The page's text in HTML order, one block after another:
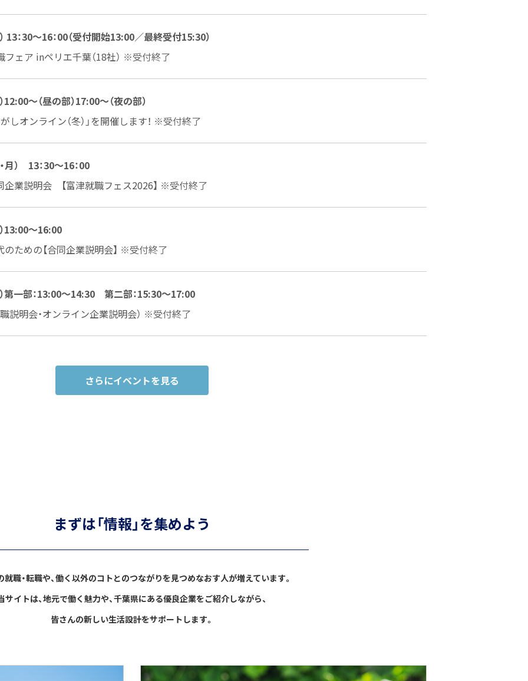
13：30～16：00（受付開始13:00／最終受付15:30）
フェア inペリエ千葉（18社） ※受付終了
～（昼の部）17:00～（夜の部）
しオンライン（冬）」を開催します！ ※受付終了
月） 13：30～16：00
業説明会 【富津就職フェス2026】 ※受付終了
13:00～16:00
ための【合同企業説明会】 ※受付終了
第一部：13:00～14:30 第二部：15:30～17:00
説明会・オンライン企業説明会） ※受付終了
さらにイベントを見る
まずは「情報」を集めよう
就職・転職や、働く以外のコトとのつながりを見つめなおす人が増えています。
サイトは、地元で働く魅力や、千葉県にある優良企業をご紹介しながら、
皆さんの新しい生活設計をサポートします。